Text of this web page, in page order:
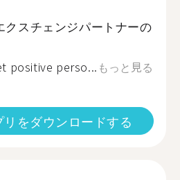
クスチェンジパートナーの
positive perso... もっと見る
リをダウンロードする